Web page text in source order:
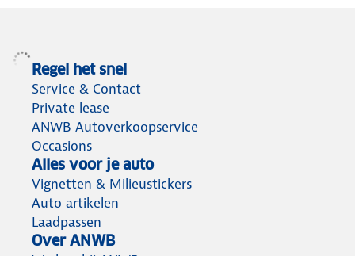
Regel het snel
Service & Contact
Private lease
ANWB Autoverkoopservice
Occasions
Alles voor je auto
Vignetten & Milieustickers
Auto artikelen
Laadpassen
Over ANWB